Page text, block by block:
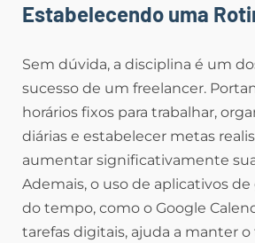
Estabelecendo uma
Sem dúvida, a disciplina é um
sucesso de um freelancer.
horários fixos para trabalhar,
diárias e estabelecer metas
aumentar significativamente
Ademais, o uso de aplicativos
do tempo, como o Google
tarefas digitais, ajuda a manter